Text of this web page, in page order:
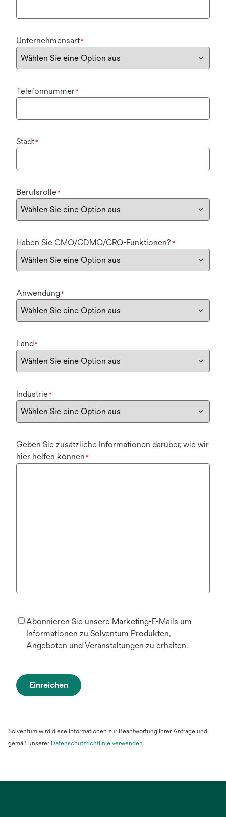
Unternehmensart*
Telefonnummer*
Stadt*
Berufsrolle*
Haben Sie CMO/CDMO/CRO-Funktionen? *
Anwendung*
Land*
Industrie*
Geben Sie zusätzliche Informationen darüber, wie wir
hier helfen können *
Abonnieren Sie unsere Marketing-E-Mails um
Informationen zu Solventum Produkten,
Angeboten und Veranstaltungen zu erhalten.
Einreichen
Solventum wird diese Informationen zur Beantwortung Ihrer Anfrage und
gemäß unserer Datenschutzrichtlinie verwenden.